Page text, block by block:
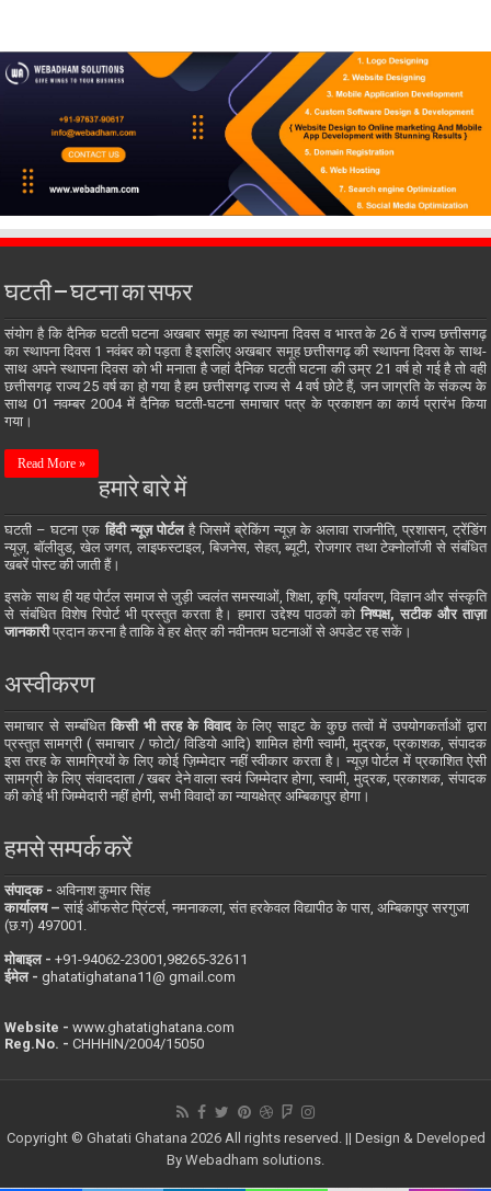
घटती – घटना का सफर
संयोग है कि दैनिक घटती घटना अखबार समूह का स्थापना दिवस व भारत के 26 वें राज्य छत्तीसगढ़
का स्थापना दिवस 1 नवंबर को पड़ता है इसलिए अखबार समूह छत्तीसगढ़ की स्थापना दिवस के साथ-
साथ अपने स्थापना दिवस को भी मनाता है जहां दैनिक घटती घटना की उम्र 21 वर्ष हो गई है तो वही
छत्तीसगढ़ राज्य 25 वर्ष का हो गया है हम छत्तीसगढ़ राज्य से 4 वर्ष छोटे हैं, जन जाग्रति के संकल्प के
साथ 01 नवम्बर 2004 में दैनिक घटती-घटना समाचार पत्र के प्रकाशन का कार्य प्रारंभ किया
गया।
Read More »
हमारे बारे में
घटती – घटना एक हिंदी न्यूज़ पोर्टलहै जिसमें ब्रेकिंग न्यूज़ के अलावा राजनीति, प्रशासन, ट्रेंडिंग
न्यूज़, बॉलीवुड, खेल जगत, लाइफस्टाइल, बिजनेस, सेहत, ब्यूटी, रोजगार तथा टेक्नोलॉजी से संबंधित
खबरें पोस्ट की जाती हैं।
इसके साथ ही यह पोर्टल समाज से जुड़ी ज्वलंत समस्याओं, शिक्षा, कृषि, पर्यावरण, विज्ञान और संस्कृति
से संबंधित विशेष रिपोर्ट भी प्रस्तुत करता है। हमारा उद्देश्य पाठकों कोनिष्पक्ष, सटीक और ताज़ा
जानकारीप्रदान करना है ताकि वे हर क्षेत्र की नवीनतम घटनाओं से अपडेट रह सकें।
अस्वीकरण
समाचार से सम्बंधितकिसी भी तरह के विवादके लिए साइट के कुछ तत्वों में उपयोगकर्ताओं द्वारा
प्रस्तुत सामग्री ( समाचार / फोटो/ विडियो आदि) शामिल होगी स्वामी, मुद्रक, प्रकाशक, संपादक
इस तरह के सामग्रियों के लिए कोई ज़िम्मेदार नहीं स्वीकार करता है। न्यूज़ पोर्टल में प्रकाशित ऐसी
सामग्री के लिए संवाददाता / खबर देने वाला स्वयं जिम्मेदार होगा, स्वामी, मुद्रक, प्रकाशक, संपादक
की कोई भी जिम्मेदारी नहीं होगी, सभी विवादों का न्यायक्षेत्र अम्बिकापुर होगा।
हमसे सम्पर्क करें
संपादक -अविनाश कुमार सिंह
कार्यालय –सांई ऑफसेट प्रिंटर्स, नमनाकला, संत हरकेवल विद्यापीठ के पास, अम्बिकापुर सरगुजा
(छ.ग) 497001.
मोबाइल - ‪+91-94062-23001‬,98265-32611
ईमेल -ghatatighatana11@ gmail.com
Website -www.ghatatighatana.com
Reg.No. -CHHHIN/2004/15050
Copyright © Ghatati Ghatana 2026 All rights reserved. || Design & Developed
By Webadham solutions.